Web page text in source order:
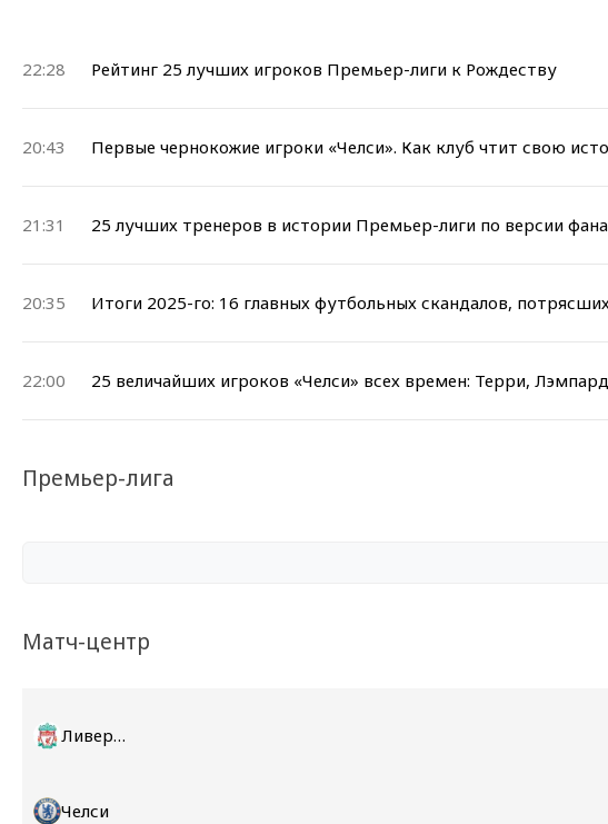
22:28 Рейтинг 25 лучших игроков Премьер-лиги к Рождеству
20:43 Первые чернокожие игроки «Челси». Как клуб чтит свою
21:31 25 лучших тренеров в истории Премьер-лиги по версии
20:35 Итоги 2025-го: 16 главных футбольных скандалов,
22:00 25 величайших игроков «Челси» всех времен: Терри,
Премьер-лига
Матч-центр
Ливерпуль
Челси